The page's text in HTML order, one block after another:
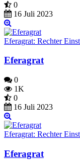
0
16 Juli 2023
Eferagrat: Rechter
Eferagrat
0
1K
0
16 Juli 2023
Eferagrat: Rechter
Eferagrat